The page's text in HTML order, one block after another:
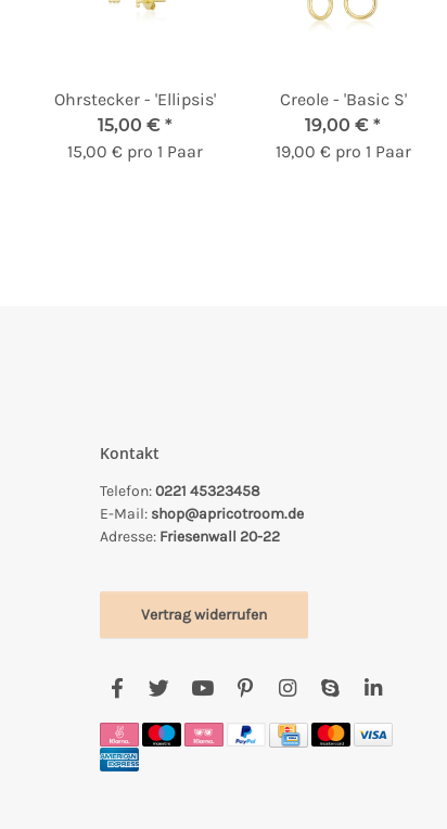
Ohrstecker - 'Ellipsis'
15,00 € *
15,00 € pro 1 Paar
Creole - 'Basic S'
19,00 € *
19,00 € pro 1 Paar
Kontakt
Telefon:0221 45323458
E-Mail: shop@apricotroom.de
Adresse: Friesenwall 20-22
Vertrag widerrufen